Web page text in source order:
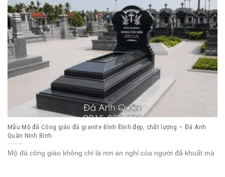
Mẫu Mộ đá Công giáo đá granite Bình Định đẹp, chất lượng – Đá Anh
Quân Ninh Bình
Mộ đá công giáo không chỉ là nơi an nghỉ của người đã khuất mà